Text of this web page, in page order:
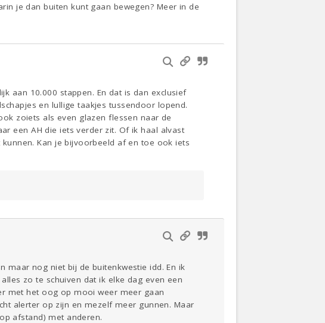
je dan buiten kunt gaan bewegen? Meer in de
aan 10.000 stappen. En dat is dan exclusief
en lullige taakjes tussendoor lopend.
zoiets als even glazen flessen naar de
een AH die iets verder zit. Of ik haal alvast
Kan je bijvoorbeeld af en toe ook iets
maar nog niet bij de buitenkwestie idd. En ik
zo te schuiven dat ik elke dag even een
met het oog op mooi weer meer gaan
alerter op zijn en mezelf meer gunnen. Maar
afstand) met anderen.